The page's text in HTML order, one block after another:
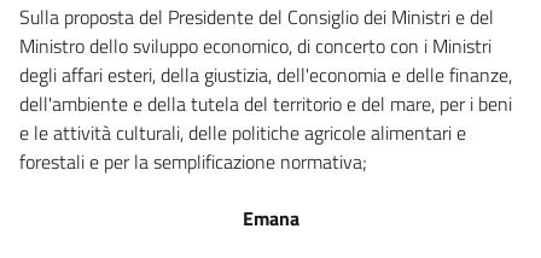
45
46
47
Allegati
Sulla proposta del Presidente del Consiglio dei Ministri e del
Ministro dello sviluppo economico, di concerto con i Ministri
degli affari esteri, della giustizia, dell'economia e delle finanze,
dell'ambiente e della tutela del territorio e del mare, per i beni
e le attività culturali, delle politiche agricole alimentari e
forestali e per la semplificazione normativa;
Emana